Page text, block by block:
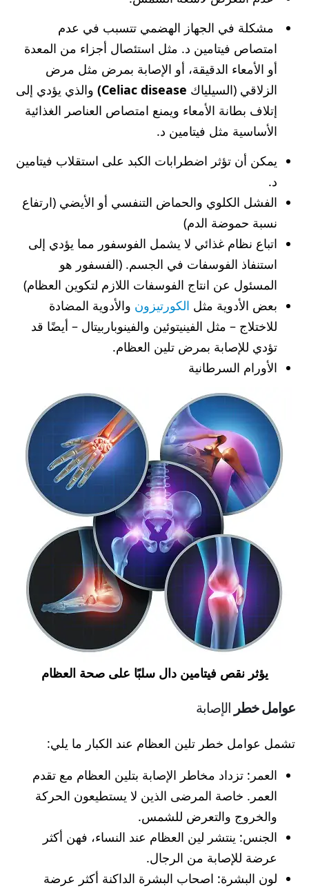
مشكلة في الجهاز الهضمي تتسبب في عدم
امتصاص فيتامين د. مثل استئصال أجزاء من المعدة
أو الأمعاء الدقيقة، أو الإصابة بمرض مثل مرض
الزلاقي (السيلياك Celiac disease) والذي يؤدي إلى
إتلاف بطانة الأمعاء ويمنع امتصاص العناصر الغذائية
الأساسية مثل فيتامين د.
يمكن أن تؤثر اضطرابات الكبد على استقلاب فيتامين
د.
الفشل الكلوي والحماض التنفسي أو الأيضي (ارتفاع
نسبة حموضة الدم)
اتباع نظام غذائي لا يشمل الفوسفور مما يؤدي إلى
استنفاذ الفوسفات في الجسم. (الفسفور هو
المسئول عن انتاج الفوسفات اللازم لتكوين العظام)
بعض الأدوية مثل الكورتيزون والأدوية المضادة
للاختلاج – مثل الفينيتوئين والفينوباربيتال – أيضًا قد
تؤدي للإصابة بمرض تلين العظام.
الأورام السرطانية
يؤثر نقص فيتامين دال سلبًا على صحة العظام
عوامل خطر الإصابة
تشمل عوامل خطر تلين العظام عند الكبار ما يلي:
العمر: تزداد مخاطر الإصابة بتلين العظام مع تقدم
العمر. خاصة المرضى الذين لا يستطيعون الحركة
والخروج والتعرض للشمس.
الجنس: ينتشر لين العظام عند النساء، فهن أكثر
عرضة للإصابة من الرجال.
لون البشرة: اصحاب البشرة الداكنة أكثر عرضة